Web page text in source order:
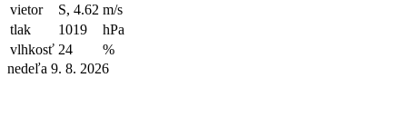
vietor
S, 4.62 m/s
tlak
1019
hPa
vlhkosť 24
%
nedeľa 9. 8. 2026